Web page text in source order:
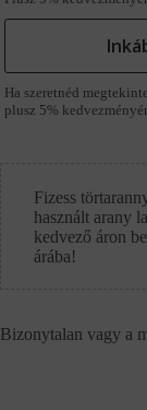
Ha szeretnéd
plusz 5%
Fizess
használt arany
kedvező áron
árába!
Bizonytalan vagy a